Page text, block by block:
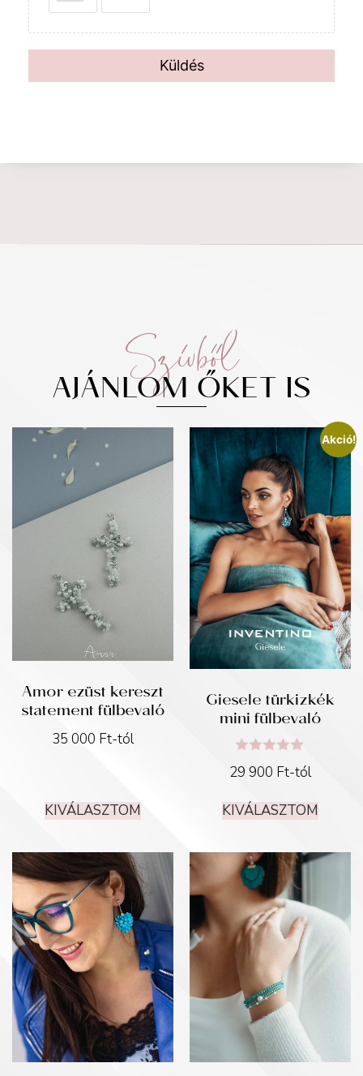
Küldés
Szívből
AJÁNLOM ŐKET IS
Amor ezüst kereszt
statement fülbevaló
35 000 Ft-tól
KIVÁLASZTOM
Akció!
Giesele türkizkék
mini fülbevaló
Értékelés:
5.00
29 900 Ft-tól
KIVÁLASZTOM